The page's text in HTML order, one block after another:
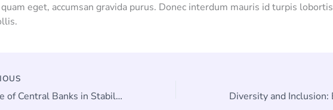
eget, accumsan gravida purus. Donec interdum mauris id turpis lobortis
The Role of Central Banks in Stabilizing Economies